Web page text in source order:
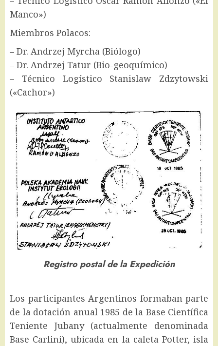
Manco»)
Miembros Polacos:
– Dr. Andrzej Myrcha (Biólogo)
– Dr. Andrzej Tatur (Bio-geoquímico)
– Técnico Logístico Stanislaw Zdzytowski
(«Cachor»)
Registro postal de la Expedición
Los participantes Argentinos formaban parte
de la dotación anual 1985 de la Base Científica
Teniente Jubany (actualmente denominada
Base Carlini), ubicada en la caleta Potter, isla